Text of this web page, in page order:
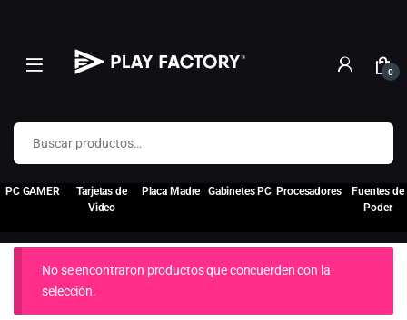
0
Buscar por:
PC GAMER
Tarjetas de
Video
Placa Madre Gabinetes PC Procesadores
Fuentes de
Poder
No se encontraron productos que concuerden con la
selección.